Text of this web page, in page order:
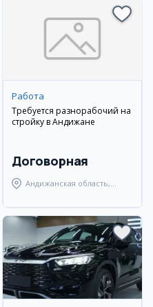
Работа
Требуется разнорабочий на
стройку в Андижане
Договорная
Андижанская область,